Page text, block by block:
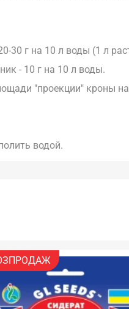
30 г на 10 л воды (1 л
- 10 г на 10 л воды.
"проекции" кроны
водой.